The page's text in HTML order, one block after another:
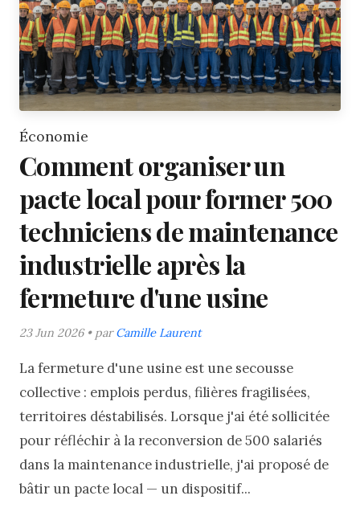
Économie
Comment organiser un
pacte local pour former 500
techniciens de maintenance
industrielle après la
fermeture d'une usine
23 Jun 2026 • parCamille Laurent
La fermeture d'une usine est une secousse
collective : emplois perdus, filières fragilisées,
territoires déstabilisés. Lorsque j'ai été sollicitée
pour réfléchir à la reconversion de 500 salariés
dans la maintenance industrielle, j'ai proposé de
bâtir un pacte local — un dispositif...